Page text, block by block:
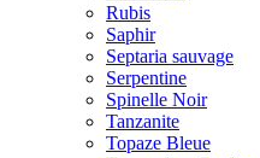
Rubis
Saphir
Septaria sauvage
Serpentine
Spinelle Noir
Tanzanite
Topaze Bleue